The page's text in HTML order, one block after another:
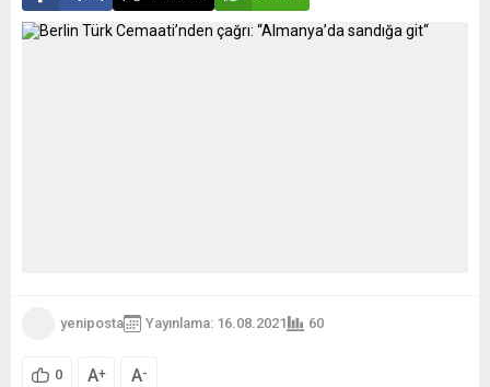
yeniposta Yayınlama: 16.08.2021 60
0 A+ A-